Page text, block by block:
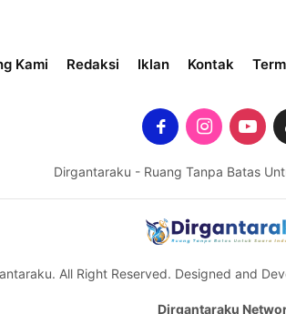
Kami Redaksi Iklan Kontak
Dirgantaraku - Ruang Tanpa Batas
All Right Reserved. Designed and
Dirgantaraku